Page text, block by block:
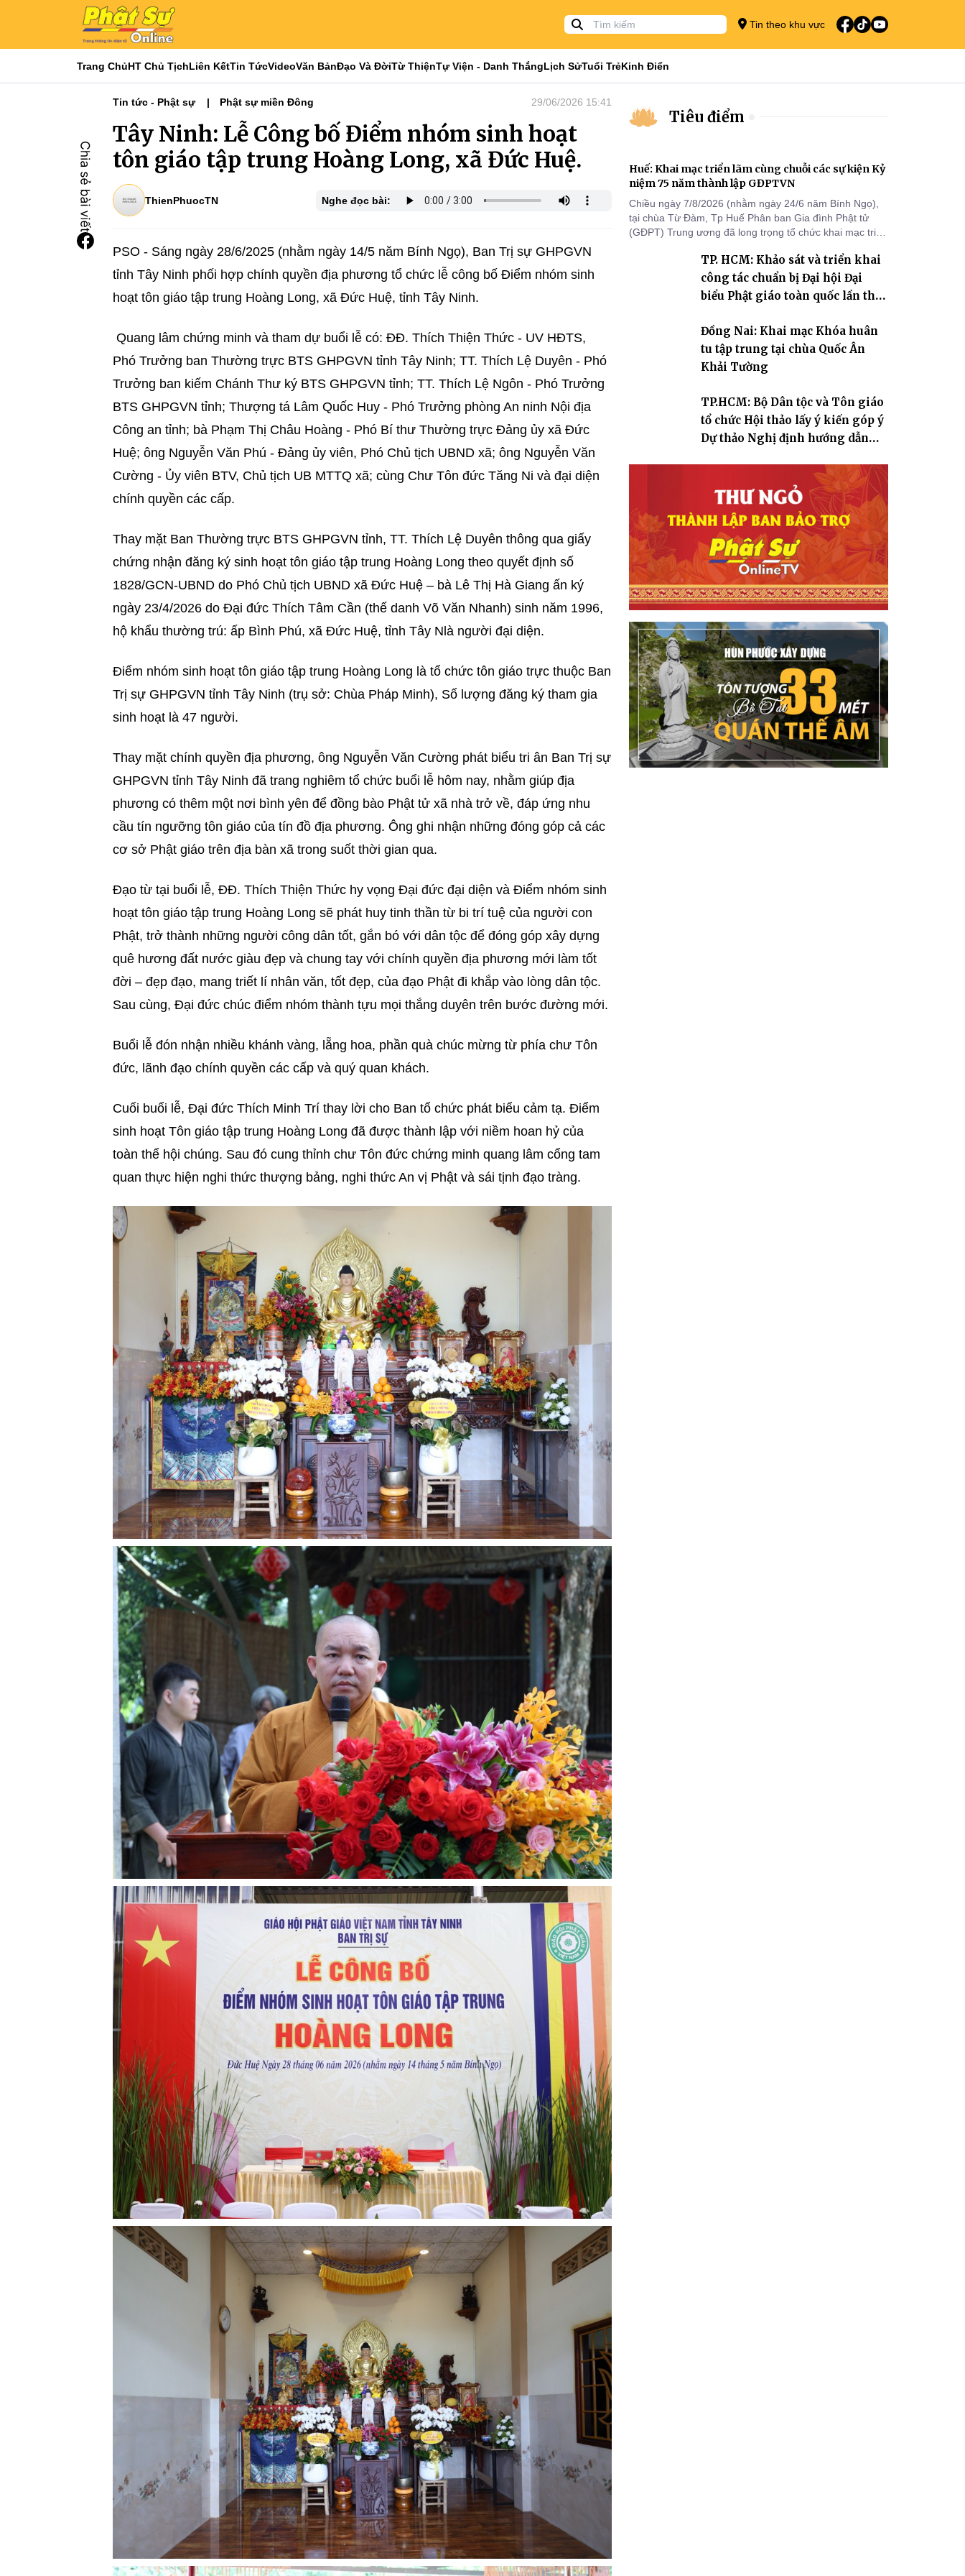
Tin theo khu vực
Trang ChủHT Chủ TịchLiên KếtTin TứcVideoVăn BảnĐạo Và ĐờiTừ ThiệnTự Viện - Danh ThắngLịch SửTuổi TrẻKinh Điển
Tin tức - Phật sự Phật sự miền Đông 29/06/2026 15:41
Tây Ninh: Lễ Công bố Điểm nhóm sinh hoạt
tôn giáo tập trung Hoàng Long, xã Đức Huệ.
ThienPhuocTN Nghe đọc bài:
PSO - Sáng ngày 28/6/2025 (nhằm ngày 14/5 năm Bính Ngọ), Ban Trị sự GHPGVN
tỉnh Tây Ninh phối hợp chính quyền địa phương tổ chức lễ công bố Điểm nhóm sinh
hoạt tôn giáo tập trung Hoàng Long, xã Đức Huệ, tỉnh Tây Ninh.
Quang lâm chứng minh và tham dự buổi lễ có: ĐĐ. Thích Thiện Thức - UV HĐTS,
Phó Trưởng ban Thường trực BTS GHPGVN tỉnh Tây Ninh; TT. Thích Lệ Duyên - Phó
Trưởng ban kiếm Chánh Thư ký BTS GHPGVN tỉnh; TT. Thích Lệ Ngôn - Phó Trưởng
BTS GHPGVN tỉnh; Thượng tá Lâm Quốc Huy - Phó Trưởng phòng An ninh Nội địa
Công an tỉnh; bà Phạm Thị Châu Hoàng - Phó Bí thư Thường trực Đảng ủy xã Đức
Huệ; ông Nguyễn Văn Phú - Đảng ủy viên, Phó Chủ tịch UBND xã; ông Nguyễn Văn
Cường - Ủy viên BTV, Chủ tịch UB MTTQ xã; cùng Chư Tôn đức Tăng Ni và đại diện
chính quyền các cấp.
Thay mặt Ban Thường trực BTS GHPGVN tỉnh, TT. Thích Lệ Duyên thông qua giấy
chứng nhận đăng ký sinh hoạt tôn giáo tập trung Hoàng Long theo quyết định số
1828/GCN-UBND do Phó Chủ tịch UBND xã Đức Huệ – bà Lê Thị Hà Giang ấn ký
ngày 23/4/2026 do Đại đức Thích Tâm Cần (thế danh Võ Văn Nhanh) sinh năm 1996,
hộ khẩu thường trú: ấp Bình Phú, xã Đức Huệ, tỉnh Tây Nlà người đại diện.
Điểm nhóm sinh hoạt tôn giáo tập trung Hoàng Long là tổ chức tôn giáo trực thuộc Ban
Trị sự GHPGVN tỉnh Tây Ninh (trụ sở: Chùa Pháp Minh), Số lượng đăng ký tham gia
sinh hoạt là 47 người.
Thay mặt chính quyền địa phương, ông Nguyễn Văn Cường phát biểu tri ân Ban Trị sự
GHPGVN tỉnh Tây Ninh đã trang nghiêm tổ chức buổi lễ hôm nay, nhằm giúp địa
phương có thêm một nơi bình yên để đồng bào Phật tử xã nhà trở về, đáp ứng nhu
cầu tín ngưỡng tôn giáo của tín đồ địa phương. Ông ghi nhận những đóng góp cả các
cơ sở Phật giáo trên địa bàn xã trong suốt thời gian qua.
Đạo từ tại buổi lễ, ĐĐ. Thích Thiện Thức hy vọng Đại đức đại diện và Điểm nhóm sinh
hoạt tôn giáo tập trung Hoàng Long sẽ phát huy tinh thần từ bi trí tuệ của người con
Phật, trở thành những người công dân tốt, gắn bó với dân tộc để đóng góp xây dựng
quê hương đất nước giàu đẹp và chung tay với chính quyền địa phương mới làm tốt
đời – đẹp đạo, mang triết lí nhân văn, tốt đẹp, của đạo Phật đi khắp vào lòng dân tộc.
Sau cùng, Đại đức chúc điểm nhóm thành tựu mọi thắng duyên trên bước đường mới.
Buổi lễ đón nhận nhiều khánh vàng, lẵng hoa, phần quà chúc mừng từ phía chư Tôn
đức, lãnh đạo chính quyền các cấp và quý quan khách.
Cuối buổi lễ, Đại đức Thích Minh Trí thay lời cho Ban tổ chức phát biểu cảm tạ. Điểm
sinh hoạt Tôn giáo tập trung Hoàng Long đã được thành lập với niềm hoan hỷ của
toàn thể hội chúng. Sau đó cung thỉnh chư Tôn đức chứng minh quang lâm cổng tam
quan thực hiện nghi thức thượng bảng, nghi thức An vị Phật và sái tịnh đạo tràng.
Tiêu điểm
Huế: Khai mạc triển lãm cùng chuỗi các sự kiện Kỷ
niệm 75 năm thành lập GĐPTVN
Chiều ngày 7/8/2026 (nhằm ngày 24/6 năm Bính Ngọ),
tại chùa Từ Đàm, Tp Huế Phân ban Gia đình Phật tử
(GĐPT) Trung ương đã long trọng tổ chức khai mạc triển
thành lập GĐPTVN.TP. HCM: Khảo sát và triển khai
công tác chuẩn bị Đại hội Đại
biểu Phật giáo toàn quốc lần thứ
Đồng Nai: Khai mạc Khóa huân
tu tập trung tại chùa Quốc Ân
Khải Tường
TP.HCM: Bộ Dân tộc và Tôn giáo
tổ chức Hội thảo lấy ý kiến góp ý
Dự thảo Nghị định hướng dẫn